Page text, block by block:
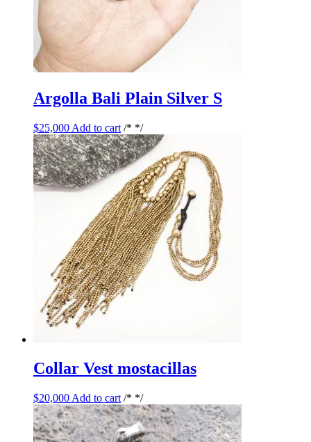
Argolla Bali Plain Silver S
$25,000 Add to cart /* */
Collar Vest mostacillas
$20,000 Add to cart /* */